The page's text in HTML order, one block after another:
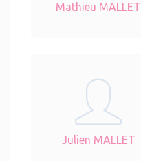
Mathieu MALLET
Julien MALLET